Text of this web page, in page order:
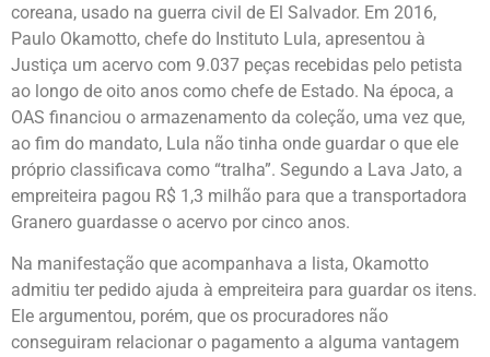
coreana, usado na guerra civil de El Salvador. Em 2016,
Paulo Okamotto, chefe do Instituto Lula, apresentou à
Justiça um acervo com 9.037 peças recebidas pelo petista
ao longo de oito anos como chefe de Estado. Na época, a
OAS financiou o armazenamento da coleção, uma vez que,
ao fim do mandato, Lula não tinha onde guardar o que ele
próprio classificava como “tralha”. Segundo a Lava Jato, a
empreiteira pagou R$ 1,3 milhão para que a transportadora
Granero guardasse o acervo por cinco anos.
Na manifestação que acompanhava a lista, Okamotto
admitiu ter pedido ajuda à empreiteira para guardar os itens.
Ele argumentou, porém, que os procuradores não
conseguiram relacionar o pagamento a alguma vantagem